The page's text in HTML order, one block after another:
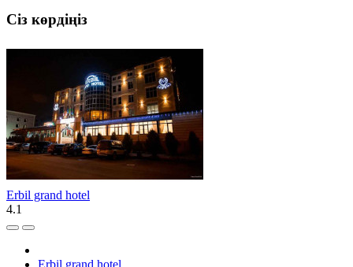
Сіз көрдіңіз
Erbil grand hotel
4.1